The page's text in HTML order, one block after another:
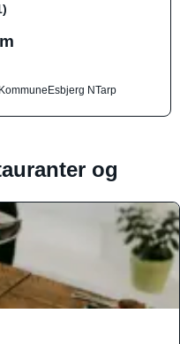
Esbjerg NTarp
og